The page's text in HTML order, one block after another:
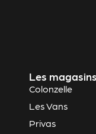
Les magasins
Colonzelle
Les Vans
Privas